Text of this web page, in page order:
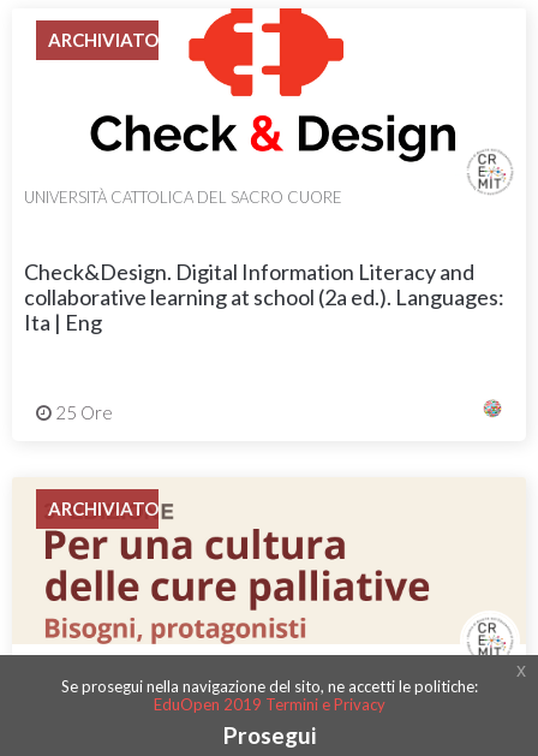
ARCHIVIATO
UNIVERSITÀ CATTOLICA DEL SACRO CUORE
Check&Design. Digital Information Literacy and
collaborative learning at school (2a ed.). Languages:
Ita | Eng
25 Ore
ARCHIVIATO
Per una cultura delle cure palliative / Pour une
Se prosegui nella navigazione del sito, ne accetti le politiche:
EduOpen 2019 Termini e Privacy
Prosegui
x